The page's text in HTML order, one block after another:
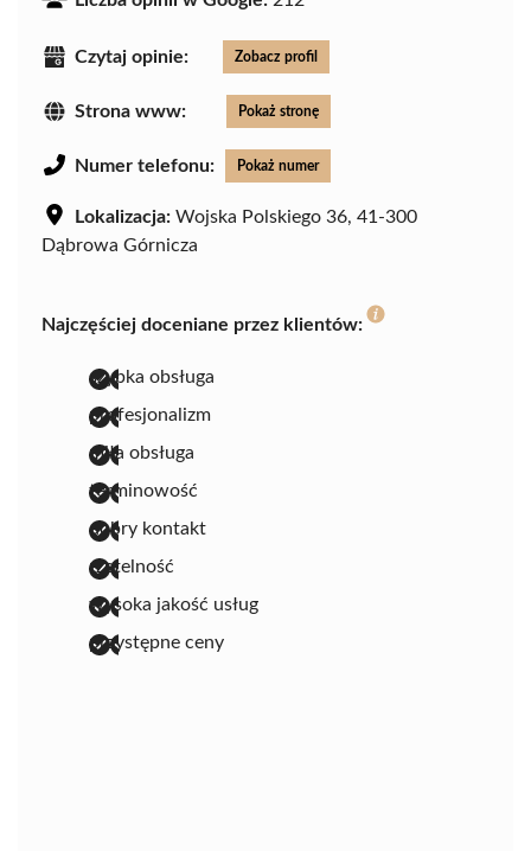
Czytaj opinie: Zobacz profil
Strona www: Pokaż stronę
Numer telefonu: Pokaż numer
Lokalizacja: Wojska Polskiego 36, 41-300
Dąbrowa Górnicza
Najczęściej doceniane przez klientów:
szybka obsługa
profesjonalizm
miła obsługa
terminowość
dobry kontakt
rzetelność
wysoka jakość usług
przystępne ceny